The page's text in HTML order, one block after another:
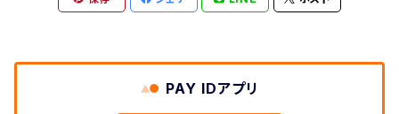
DEFEET/デフィート
DIXNA/ディズナ
アクセサリー
PAY IDアプリ